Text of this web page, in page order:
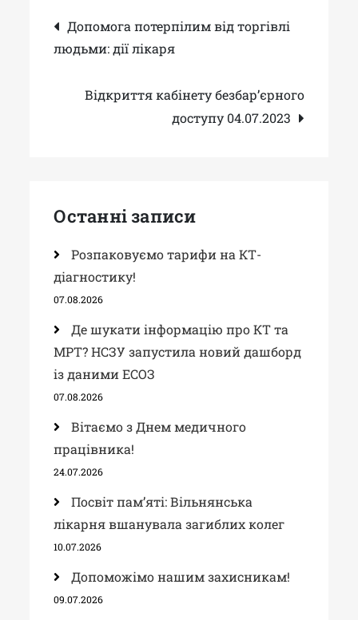
Навігація
записів
Допомога потерпілим від торгівлі
людьми: дії лікаря
Відкриття кабінету безбар’єрного
доступу 04.07.2023
Останні записи
Розпаковуємо тарифи на КТ-
діагностику!
07.08.2026
Де шукати інформацію про КТ та
МРТ? НСЗУ запустила новий дашборд
із даними ЕСОЗ
07.08.2026
Вітаємо з Днем медичного
працівника!
24.07.2026
Посвіт пам’яті: Вільнянська
лікарня вшанувала загиблих колег
10.07.2026
Допоможімо нашим захисникам!
09.07.2026